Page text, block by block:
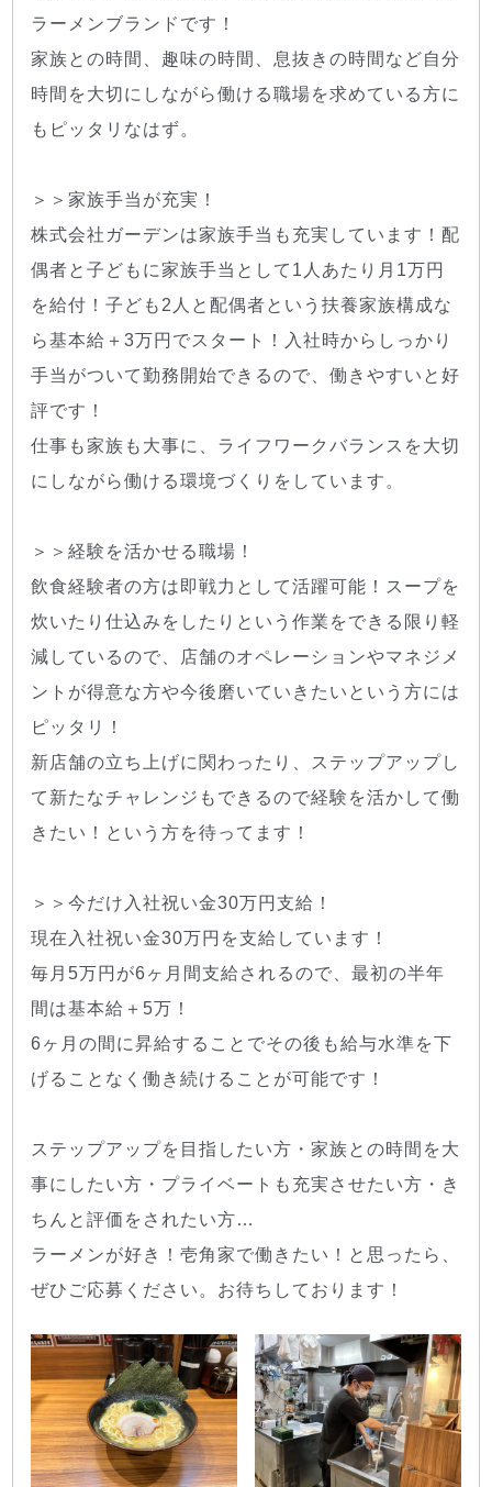
ラーメンブランドです！
家族との時間、趣味の時間、息抜きの時間など自分
時間を大切にしながら働ける職場を求めている方に
もピッタリなはず。
＞＞家族手当が充実！
株式会社ガーデンは家族手当も充実しています！配
偶者と子どもに家族手当として1人あたり月1万円
を給付！子ども2人と配偶者という扶養家族構成な
ら基本給＋3万円でスタート！入社時からしっかり
手当がついて勤務開始できるので、働きやすいと好
評です！
仕事も家族も大事に、ライフワークバランスを大切
にしながら働ける環境づくりをしています。
＞＞経験を活かせる職場！
飲食経験者の方は即戦力として活躍可能！スープを
炊いたり仕込みをしたりという作業をできる限り軽
減しているので、店舗のオペレーションやマネジメ
ントが得意な方や今後磨いていきたいという方には
ピッタリ！
新店舗の立ち上げに関わったり、ステップアップし
て新たなチャレンジもできるので経験を活かして働
きたい！という方を待ってます！
＞＞今だけ入社祝い金30万円支給！
現在入社祝い金30万円を支給しています！
毎月5万円が6ヶ月間支給されるので、最初の半年
間は基本給＋5万！
6ヶ月の間に昇給することでその後も給与水準を下
げることなく働き続けることが可能です！
ステップアップを目指したい方・家族との時間を大
事にしたい方・プライベートも充実させたい方・き
ちんと評価をされたい方…
ラーメンが好き！壱角家で働きたい！と思ったら、
ぜひご応募ください。お待ちしております！